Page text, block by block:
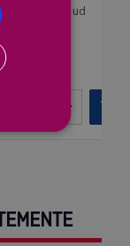
Precio por 100 ud
+